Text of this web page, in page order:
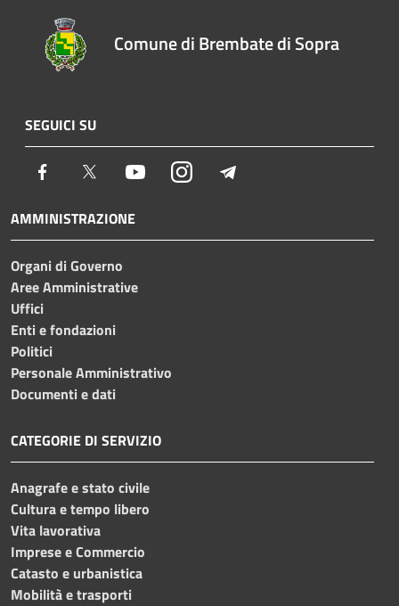
Comune di Brembate di Sopra
SEGUICI SU
Facebook Twitter YoutubeInstagram
AMMINISTRAZIONE
Organi di Governo
Aree Amministrative
Uffici
Enti e fondazioni
Politici
Personale Amministrativo
Documenti e dati
CATEGORIE DI SERVIZIO
Anagrafe e stato civile
Cultura e tempo libero
Vita lavorativa
Imprese e Commercio
Catasto e urbanistica
Mobilità e trasporti